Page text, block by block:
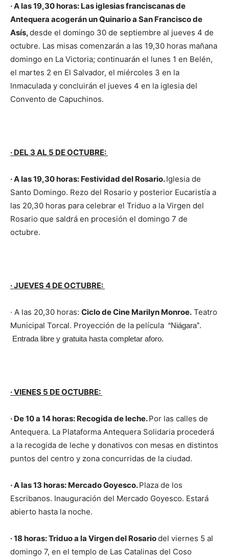
· A las 19,30 horas: Las iglesias franciscanas de
Antequera acogerán un Quinario a San Francisco de
Asís,desde el domingo 30 de septiembre al jueves 4 de
octubre. Las misas comenzarán a las 19,30 horas mañana
domingo en La Victoria; continuarán el lunes 1 en Belén,
el martes 2 en El Salvador, el miércoles 3 en la
Inmaculada y concluirán el jueves 4 en la iglesia del
Convento de Capuchinos.
· DEL 3 AL 5 DE OCTUBRE:
· A las 19,30 horas: Festividad del Rosario.Iglesia de
Santo Domingo. Rezo del Rosario y posterior Eucaristía a
las 20,30 horas para celebrar el Triduo a la Virgen del
Rosario que saldrá en procesión el domingo 7 de
octubre.
· JUEVES 4 DE OCTUBRE:
· A las 20,30 horas: Ciclo de Cine Marilyn Monroe. Teatro
Municipal Torcal. Proyección de la película “Niágara”.
Entrada libre y gratuita hasta completar aforo.
· VIENES 5 DE OCTUBRE:
· De 10 a 14 horas: Recogida de leche.Por las calles de
Antequera. La Plataforma Antequera Solidaria procederá
a la recogida de leche y donativos con mesas en distintos
puntos del centro y zona concurridas de la ciudad.
· A las 13 horas: Mercado Goyesco.Plaza de los
Escribanos. Inauguración del Mercado Goyesco. Estará
abierto hasta la noche.
· 18 horas: Triduo a la Virgen del Rosariodel viernes 5 al
domingo 7, en el templo de Las Catalinas del Coso